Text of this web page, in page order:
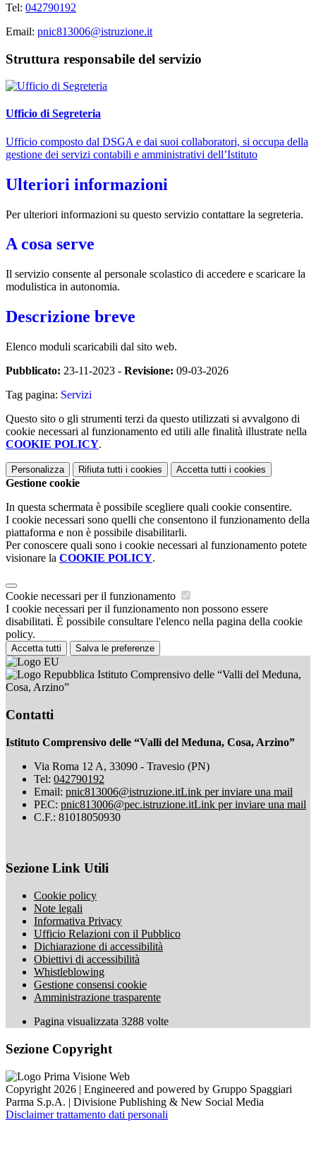
Tel: 042790192
Email: pnic813006@istruzione.it
Struttura responsabile del servizio
Ufficio di Segreteria
Ufficio composto dal DSGA e dai suoi collaboratori, si occupa della
gestione dei servizi contabili e amministrativi dell’Istituto
Ulteriori informazioni
Per ulteriori informazioni su questo servizio contattare la segreteria.
A cosa serve
Il servizio consente al personale scolastico di accedere e scaricare la
modulistica in autonomia.
Descrizione breve
Elenco moduli scaricabili dal sito web.
Pubblicato: 23-11-2023 - Revisione: 09-03-2026
Tag pagina: Servizi
Questo sito o gli strumenti terzi da questo utilizzati si avvalgono di
cookie necessari al funzionamento ed utili alle finalità illustrate nella
COOKIE POLICY.
Personalizza Rifiuta tutti i cookies Accetta tutti i cookies
Gestione cookie
In questa schermata è possibile scegliere quali cookie consentire.
I cookie necessari sono quelli che consentono il funzionamento della
piattaforma e non è possibile disabilitarli.
Per conoscere quali sono i cookie necessari al funzionamento potete
visionare la COOKIE POLICY.
Cookie necessari per il funzionamento
I cookie necessari per il funzionamento non possono essere
disabilitati. È possibile consultare l'elenco nella pagina della cookie
policy.
Accetta tutti Salva le preferenze
Istituto Comprensivo delle “Valli del Meduna,
Cosa, Arzino”
Contatti
Istituto Comprensivo delle “Valli del Meduna, Cosa, Arzino”
Via Roma 12 A, 33090 - Travesio (PN)
Tel: 042790192
Email: pnic813006@istruzione.itLink per inviare una mail
PEC: pnic813006@pec.istruzione.itLink per inviare una mail
C.F.: 81018050930
Sezione Link Utili
Cookie policy
Note legali
Informativa Privacy
Ufficio Relazioni con il Pubblico
Dichiarazione di accessibilità
Obiettivi di accessibilità
Whistleblowing
Gestione consensi cookie
Amministrazione trasparente
Pagina visualizzata 3288 volte
Sezione Copyright
Copyright 2026 | Engineered and powered by Gruppo Spaggiari
Parma S.p.A. | Divisione Publishing & New Social Media
Disclaimer trattamento dati personali